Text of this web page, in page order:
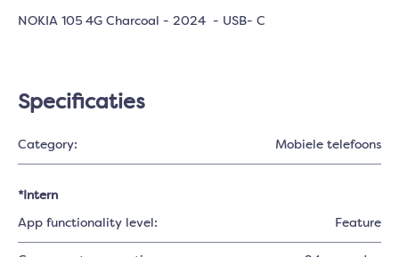
NOKIA 105 4G Charcoal - 2024 - USB- C
Specificaties
Category: Mobiele telefoons
*Intern
App functionality level: Feature